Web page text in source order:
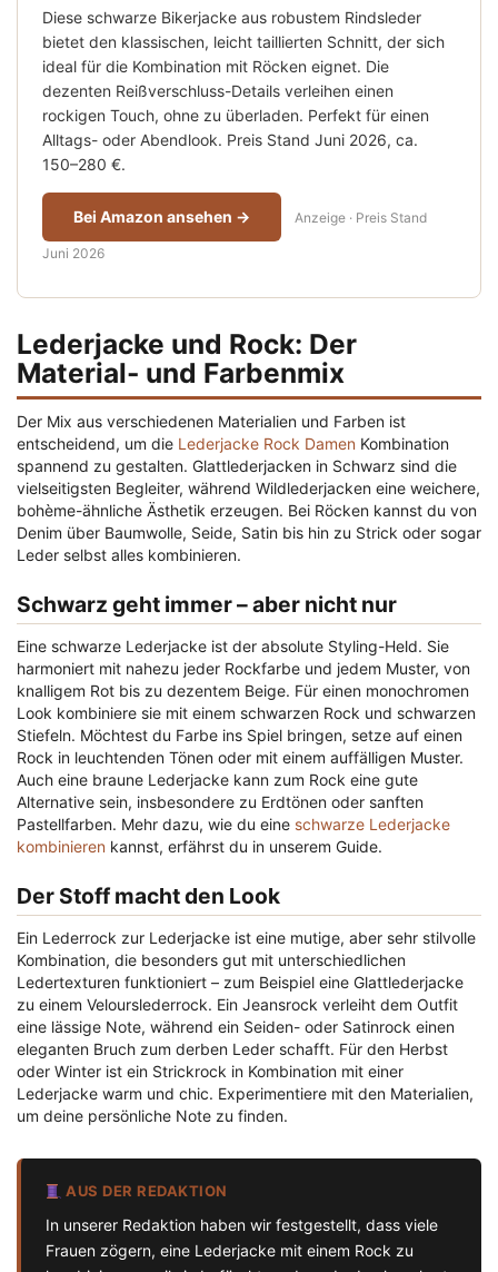
Diese schwarze Bikerjacke aus robustem Rindsleder
bietet den klassischen, leicht taillierten Schnitt, der sich
ideal für die Kombination mit Röcken eignet. Die
dezenten Reißverschluss-Details verleihen einen
rockigen Touch, ohne zu überladen. Perfekt für einen
Alltags- oder Abendlook. Preis Stand Juni 2026, ca.
150–280 €.
Bei Amazon ansehen → Anzeige · Preis Stand
Juni 2026
Lederjacke und Rock: Der
Material- und Farbenmix
Der Mix aus verschiedenen Materialien und Farben ist
entscheidend, um die Lederjacke Rock Damen Kombination
spannend zu gestalten. Glattlederjacken in Schwarz sind die
vielseitigsten Begleiter, während Wildlederjacken eine weichere,
bohème-ähnliche Ästhetik erzeugen. Bei Röcken kannst du von
Denim über Baumwolle, Seide, Satin bis hin zu Strick oder sogar
Leder selbst alles kombinieren.
Schwarz geht immer – aber nicht nur
Eine schwarze Lederjacke ist der absolute Styling-Held. Sie
harmoniert mit nahezu jeder Rockfarbe und jedem Muster, von
knalligem Rot bis zu dezentem Beige. Für einen monochromen
Look kombiniere sie mit einem schwarzen Rock und schwarzen
Stiefeln. Möchtest du Farbe ins Spiel bringen, setze auf einen
Rock in leuchtenden Tönen oder mit einem auffälligen Muster.
Auch eine braune Lederjacke kann zum Rock eine gute
Alternative sein, insbesondere zu Erdtönen oder sanften
Pastellfarben. Mehr dazu, wie du eine schwarze Lederjacke
kombinieren kannst, erfährst du in unserem Guide.
Der Stoff macht den Look
Ein Lederrock zur Lederjacke ist eine mutige, aber sehr stilvolle
Kombination, die besonders gut mit unterschiedlichen
Ledertexturen funktioniert – zum Beispiel eine Glattlederjacke
zu einem Velourslederrock. Ein Jeansrock verleiht dem Outfit
eine lässige Note, während ein Seiden- oder Satinrock einen
eleganten Bruch zum derben Leder schafft. Für den Herbst
oder Winter ist ein Strickrock in Kombination mit einer
Lederjacke warm und chic. Experimentiere mit den Materialien,
um deine persönliche Note zu finden.
AUS DER REDAKTION
In unserer Redaktion haben wir festgestellt, dass viele
Frauen zögern, eine Lederjacke mit einem Rock zu